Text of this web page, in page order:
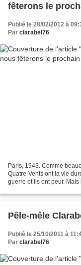
fêterons le
Publié le 28/02/2012 à
Par clarabel76
Paris, 1943. Comme
Quatre-Vents ont la vie
guerre et ils ont peur.
Pêle-mêle
Publié le 25/10/2011 à
Par clarabel76